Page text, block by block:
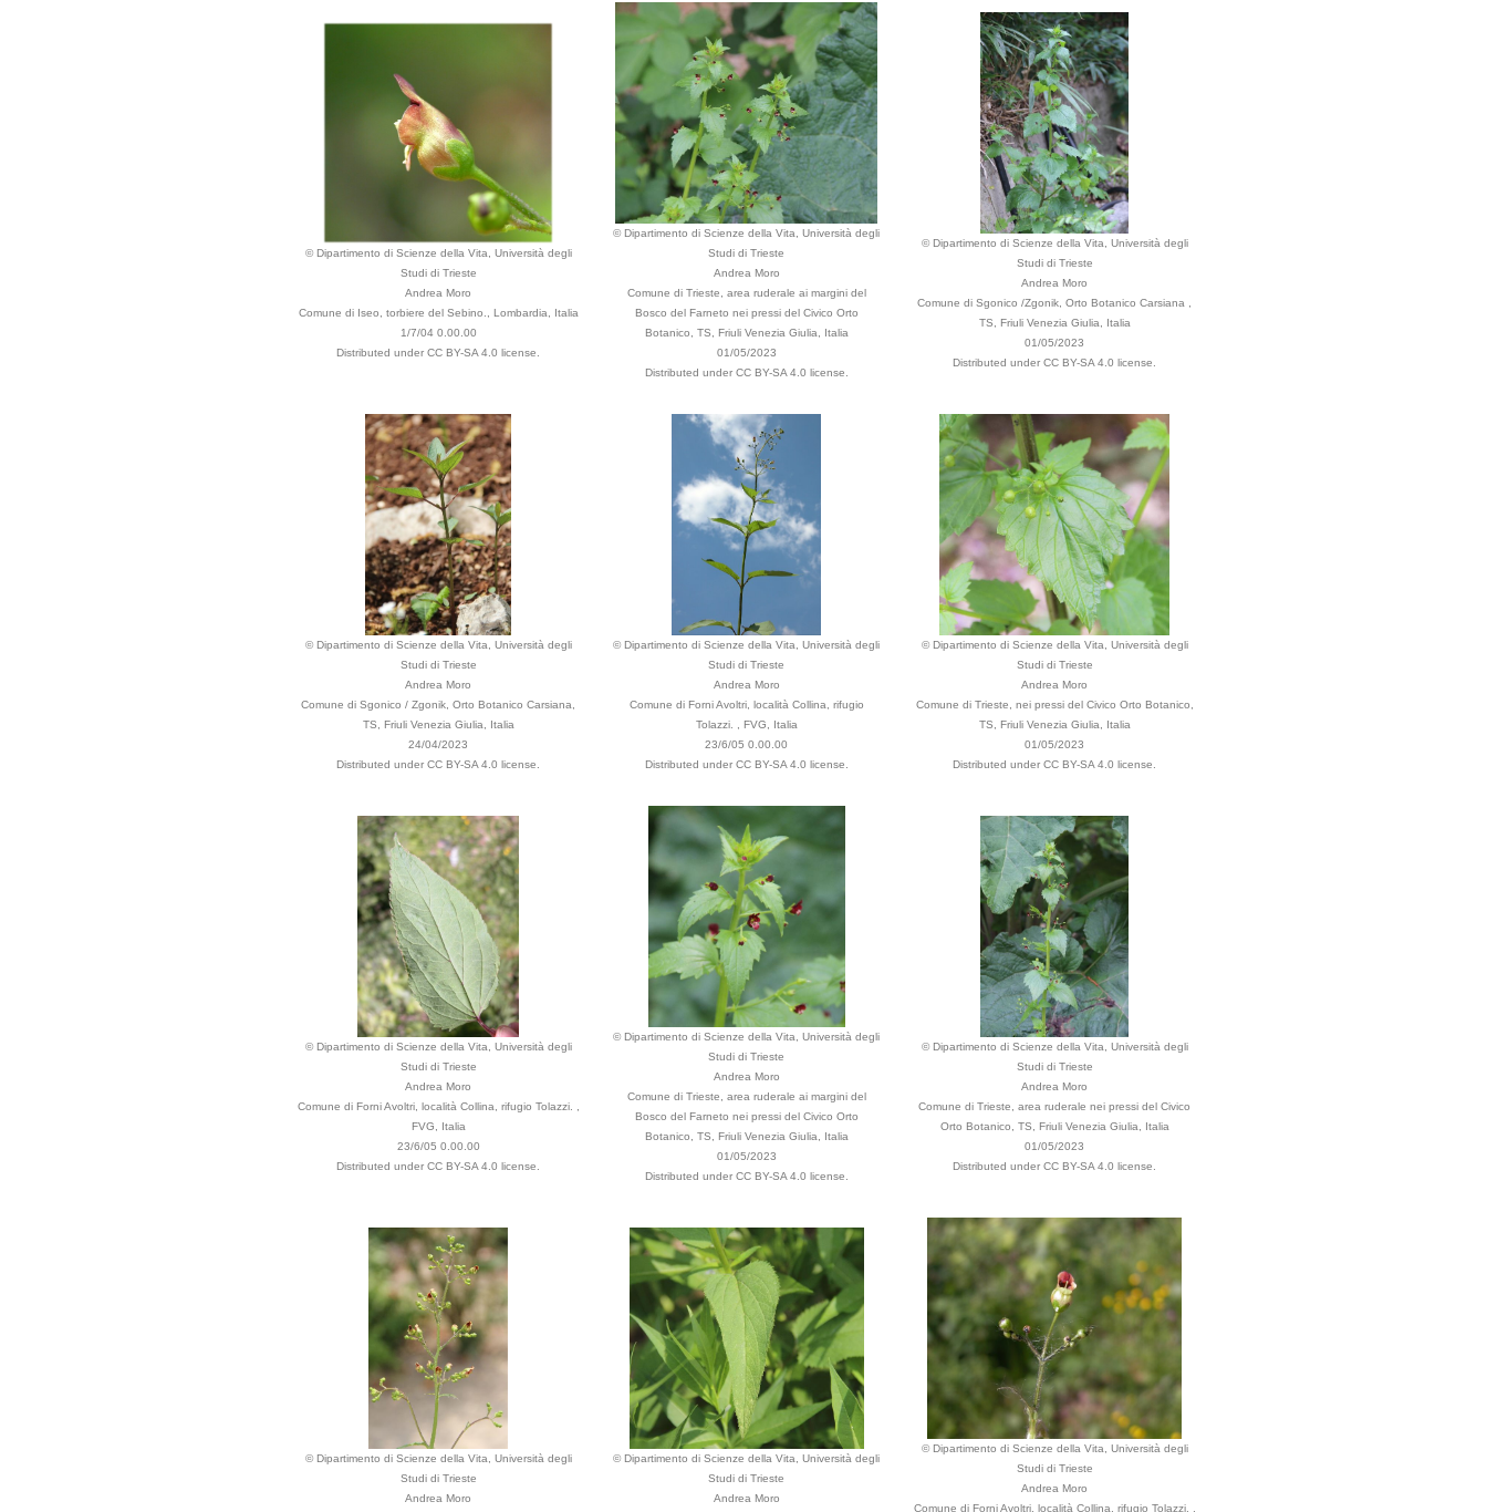
© Dipartimento di Scienze della Vita, Università degli
Studi di Trieste
Andrea Moro
Comune di Iseo, torbiere del Sebino., Lombardia, Italia
1/7/04 0.00.00
Distributed under CC BY-SA 4.0 license.
© Dipartimento di Scienze della Vita, Università degli
Studi di Trieste
Andrea Moro
Comune di Trieste, area ruderale ai margini del
Bosco del Farneto nei pressi del Civico Orto
Botanico, TS, Friuli Venezia Giulia, Italia
01/05/2023
Distributed under CC BY-SA 4.0 license.
© Dipartimento di Scienze della Vita, Università degli
Studi di Trieste
Andrea Moro
Comune di Sgonico /Zgonik, Orto Botanico Carsiana ,
TS, Friuli Venezia Giulia, Italia
01/05/2023
Distributed under CC BY-SA 4.0 license.
© Dipartimento di Scienze della Vita, Università degli
Studi di Trieste
Andrea Moro
Comune di Sgonico / Zgonik, Orto Botanico Carsiana,
TS, Friuli Venezia Giulia, Italia
24/04/2023
Distributed under CC BY-SA 4.0 license.
© Dipartimento di Scienze della Vita, Università degli
Studi di Trieste
Andrea Moro
Comune di Forni Avoltri, località Collina, rifugio
Tolazzi. , FVG, Italia
23/6/05 0.00.00
Distributed under CC BY-SA 4.0 license.
© Dipartimento di Scienze della Vita, Università degli
Studi di Trieste
Andrea Moro
Comune di Trieste, nei pressi del Civico Orto Botanico,
TS, Friuli Venezia Giulia, Italia
01/05/2023
Distributed under CC BY-SA 4.0 license.
© Dipartimento di Scienze della Vita, Università degli
Studi di Trieste
Andrea Moro
Comune di Forni Avoltri, località Collina, rifugio Tolazzi. ,
FVG, Italia
23/6/05 0.00.00
Distributed under CC BY-SA 4.0 license.
© Dipartimento di Scienze della Vita, Università degli
Studi di Trieste
Andrea Moro
Comune di Trieste, area ruderale ai margini del
Bosco del Farneto nei pressi del Civico Orto
Botanico, TS, Friuli Venezia Giulia, Italia
01/05/2023
Distributed under CC BY-SA 4.0 license.
© Dipartimento di Scienze della Vita, Università degli
Studi di Trieste
Andrea Moro
Comune di Trieste, area ruderale nei pressi del Civico
Orto Botanico, TS, Friuli Venezia Giulia, Italia
01/05/2023
Distributed under CC BY-SA 4.0 license.
© Dipartimento di Scienze della Vita, Università degli
Studi di Trieste
Andrea Moro
© Dipartimento di Scienze della Vita, Università degli
Studi di Trieste
Andrea Moro
© Dipartimento di Scienze della Vita, Università degli
Studi di Trieste
Andrea Moro
Comune di Forni Avoltri, località Collina, rifugio Tolazzi. ,